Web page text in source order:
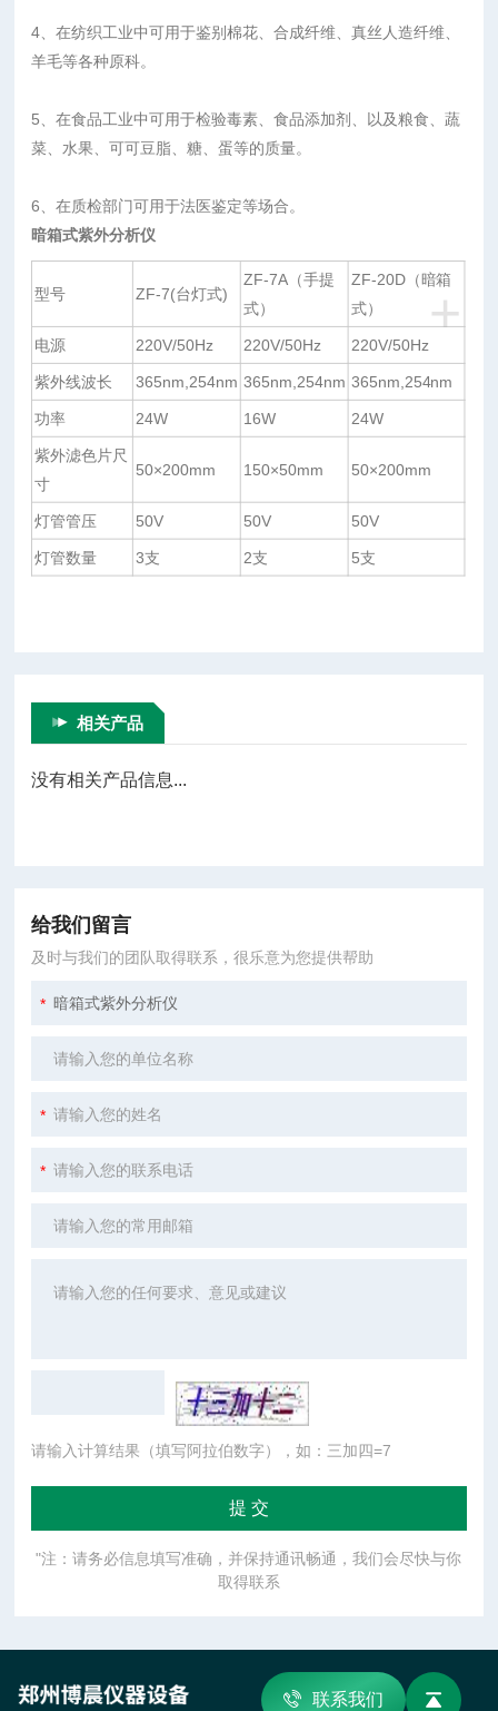
4、在纺织工业中可用于鉴别棉花、合成纤维、真丝人造纤维、
羊毛等各种原科。
5、在食品工业中可用于检验毒素、食品添加剂、以及粮食、蔬
菜、水果、可可豆脂、糖、蛋等的质量。
6、在质检部门可用于法医鉴定等场合。
暗箱式紫外分析仪
+
型号 ZF-7(台灯式)
ZF-7A（手提
式）
ZF-20D（暗箱
式）
电源 220V/50Hz 220V/50Hz 220V/50Hz
紫外线波长 365nm,254nm 365nm,254nm 365nm,254nm
功率 24W 16W 24W
紫外滤色片尺
寸
50×200mm 150×50mm 50×200mm
灯管管压 50V 50V 50V
灯管数量 3支 2支 5支
相关产品
没有相关产品信息...
给我们留言
及时与我们的团队取得联系，很乐意为您提供帮助
请输入计算结果（填写阿拉伯数字），如：三加四=7
"注：请务必信息填写准确，并保持通讯畅通，我们会尽快与你
取得联系
联系我们